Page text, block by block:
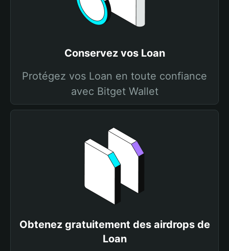
Conservez vos Loan
Protégez vos Loan en toute confiance
avec Bitget Wallet
Obtenez gratuitement des airdrops de
Loan